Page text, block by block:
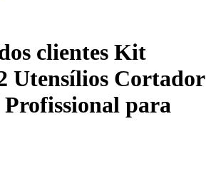
clientes Kit
Utensílios Cortador
Profissional para